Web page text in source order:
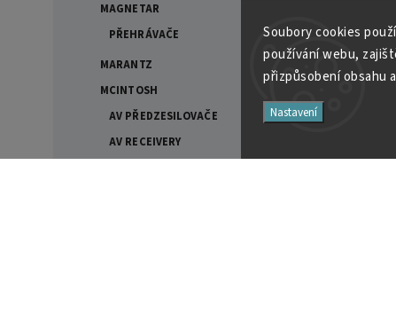
Soubory cookies
používání webu,
přizpůsobení obsahu
Nastavení
MAGNETAR
PŘEHRÁVAČE
MARANTZ
MCINTOSH
AV PŘEDZESILOVAČE
AV RECEIVERY